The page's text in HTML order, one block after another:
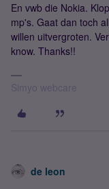
En vwb die Nokia.
mp's. Gaat dan toch
willen uitvergroten.
know. Thanks!!
Simyo webcare
de leon